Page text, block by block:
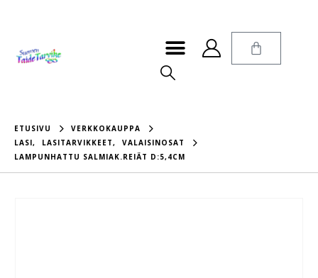
ETUSIVU
VERKKOKAUPPA
LASI, LASITARVIKKEET,
VALAISINOSAT
LAMPUNHATTU SALMIAK.REIÄT D:5,4CM